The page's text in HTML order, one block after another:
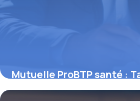
Mutuelle ProBTP santé :
garanties